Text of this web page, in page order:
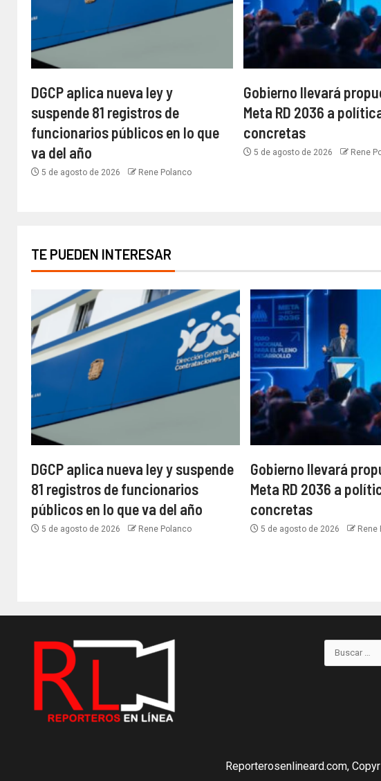
DGCP aplica nueva ley y
suspende 81 registros de
funcionarios públicos en lo que
va del año
5 de agosto de 2026 Rene Polanco
Gobierno llevará
Meta RD 2036 a
concretas
5 de agosto de 2026 Rene
TE PUEDEN INTERESAR
DGCP aplica nueva ley y suspende
81 registros de funcionarios
públicos en lo que va del año
5 de agosto de 2026 Rene Polanco
Gobierno llevará
Meta RD 2036 a
concretas
5 de agosto de 2026 Rene
Reporterosenlineard.com,